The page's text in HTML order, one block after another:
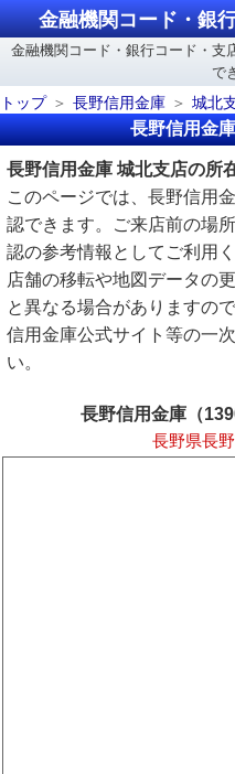
金融機関コード・銀
金融機関コード・銀行コード・支
で
トップ
長野信用金庫 城北
長野信用金
長野信用金庫 城北支店の所
このページでは、長野信用
認できます。ご来店前の場
認の参考情報としてご利用く
店舗の移転や地図データの
と異なる場合がありますの
信用金庫公式サイト等の一
い。
長野信用金庫（
長野県長